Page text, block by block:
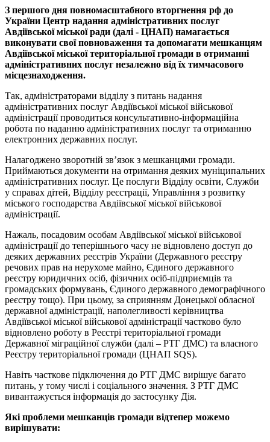
З першого дня повномасштабного вторгнення рф до
України Центр надання адміністративних послуг
Авдіївської міської ради (далі - ЦНАП) намагається
виконувати свої повноваження та допомагати мешканцям
Авдіївської міської територіальної громади в отриманні
адміністративних послуг незалежно від їх тимчасового
місцезнаходження.
Так, адміністраторами відділу з питань надання
адміністративних послуг Авдіївської міської військової
адміністрації проводиться консультативно-інформаційна
робота по наданню адміністративних послуг та отриманню
електронних державних послуг.
Налагоджено зворотній зв’язок з мешканцями громади.
Приймаються документи на отримання деяких муніципальних
адміністративних послуг. Це послуги Відділу освіти, Служби
у справах дітей, Відділу реєстрації, Управління з розвитку
міського господарства Авдіївської міської військової
адміністрації.
Нажаль, посадовим особам Авдіївської міської військової
адміністрації до теперішнього часу не відновлено доступ до
деяких державних реєстрів України (Державного реєстру
речових прав на нерухоме майно, Єдиного державного
реєстру юридичних осіб, фізичних осіб-підприємців та
громадських формувань, Єдиного державного демографічного
реєстру тощо). При цьому, за сприянням Донецької обласної
державної адміністрації, наполегливості керівництва
Авдіївської міської військової адміністрації частково було
відновлено роботу в Реєстрі територіальної громади
Державної міграційної служби (далі – РТГ ДМС) та власного
Реєстру територіальної громади (ЦНАП SQS).
Навіть часткове підключення до РТГ ДМС вирішує багато
питань, у тому числі і соціального значення. З РТГ ДМС
вивантажується інформація до застосунку Дія.
Які проблеми мешканців громади відтепер можемо
вирішувати: